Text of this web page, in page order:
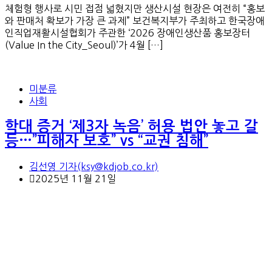
체험형 행사로 시민 접점 넓혔지만 생산시설 현장은 여전히 “홍보
와 판매처 확보가 가장 큰 과제” 보건복지부가 주최하고 한국장애
인직업재활시설협회가 주관한 ‘2026 장애인생산품 홍보장터
(Value In the City_Seoul)’가 4월 […]
미분류
사회
학대 증거 ‘제3자 녹음’ 허용 법안 놓고 갈
등…”피해자 보호” vs “교권 침해”
김선영 기자(ksy@kdjob.co.kr)
2025년 11월 21일